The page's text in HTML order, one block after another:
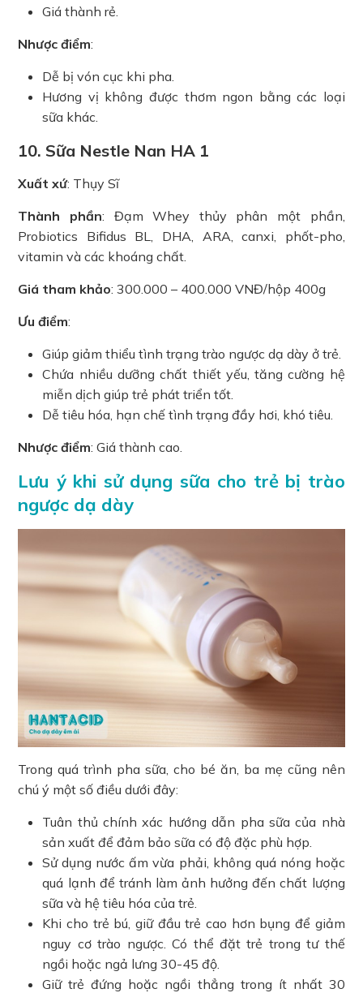
Giá thành rẻ.
Nhược điểm:
Dễ bị vón cục khi pha.
Hương vị không được thơm ngon bằng các loại
sữa khác.
10. Sữa Nestle Nan HA 1
Xuất xứ: Thụy Sĩ
Thành phần: Đạm Whey thủy phân một phần,
Probiotics Bifidus BL, DHA, ARA, canxi, phốt-pho,
vitamin và các khoáng chất.
Giá tham khảo: 300.000 – 400.000 VNĐ/hộp 400g
Ưu điểm:
Giúp giảm thiểu tình trạng trào ngược dạ dày ở trẻ.
Chứa nhiều dưỡng chất thiết yếu, tăng cường hệ
miễn dịch giúp trẻ phát triển tốt.
Dễ tiêu hóa, hạn chế tình trạng đầy hơi, khó tiêu.
Nhược điểm: Giá thành cao.
Lưu ý khi sử dụng sữa cho trẻ bị trào
ngược dạ dày
Trong quá trình pha sữa, cho bé ăn, ba mẹ cũng nên
chú ý một số điều dưới đây:
Tuân thủ chính xác hướng dẫn pha sữa của nhà
sản xuất để đảm bảo sữa có độ đặc phù hợp.
Sử dụng nước ấm vừa phải, không quá nóng hoặc
quá lạnh để tránh làm ảnh hưởng đến chất lượng
sữa và hệ tiêu hóa của trẻ.
Khi cho trẻ bú, giữ đầu trẻ cao hơn bụng để giảm
nguy cơ trào ngược. Có thể đặt trẻ trong tư thế
ngồi hoặc ngả lưng 30-45 độ.
Giữ trẻ đứng hoặc ngồi thẳng trong ít nhất 30